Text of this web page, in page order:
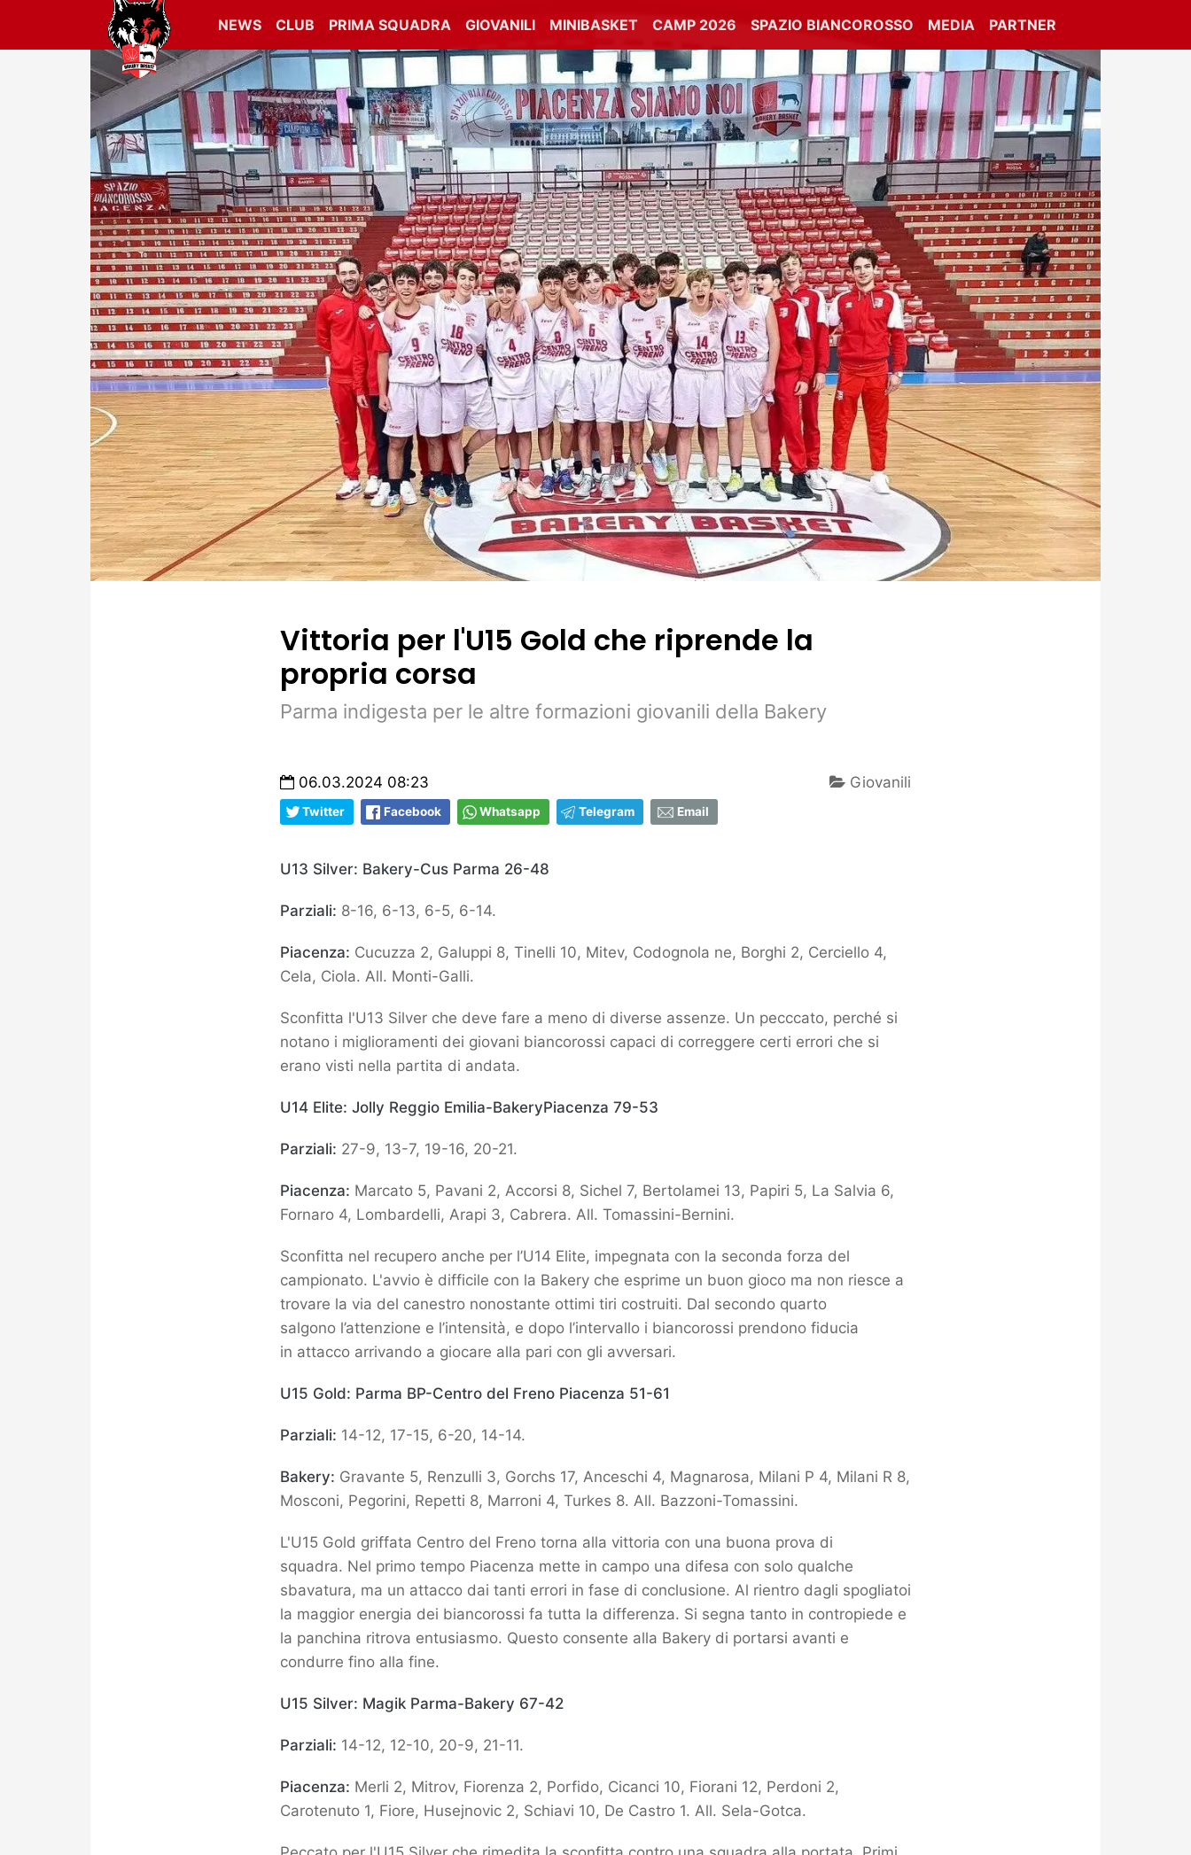
NEWS CLUB PRIMA SQUADRA GIOVANILI MINIBASKET CAMP 2026 SPAZIO BIANCOROSSO MEDIA PARTNER
Vittoria per l'U15 Gold che riprende la
propria corsa
Parma indigesta per le altre formazioni giovanili della Bakery
06.03.2024 08:23 Giovanili
Twitter Facebook Whatsapp Telegram Email
U13 Silver: Bakery-Cus Parma 26-48
Parziali: 8-16, 6-13, 6-5, 6-14.
Piacenza: Cucuzza 2, Galuppi 8, Tinelli 10, Mitev, Codognola ne, Borghi 2, Cerciello 4,
Cela, Ciola. All. Monti-Galli.
Sconfitta l'U13 Silver che deve fare a meno di diverse assenze. Un pecccato, perché si
notano i miglioramenti dei giovani biancorossi capaci di correggere certi errori che si
erano visti nella partita di andata.
U14 Elite: Jolly Reggio Emilia-BakeryPiacenza 79-53
Parziali: 27-9, 13-7, 19-16, 20-21.
Piacenza: Marcato 5, Pavani 2, Accorsi 8, Sichel 7, Bertolamei 13, Papiri 5, La Salvia 6,
Fornaro 4, Lombardelli, Arapi 3, Cabrera. All. Tomassini-Bernini.
Sconfitta nel recupero anche per l’U14 Elite, impegnata con la seconda forza del
campionato. L'avvio è difficile con la Bakery che esprime un buon gioco ma non riesce a
trovare la via del canestro nonostante ottimi tiri costruiti. Dal secondo quarto
salgono l’attenzione e l’intensità, e dopo l’intervallo i biancorossi prendono fiducia
in attacco arrivando a giocare alla pari con gli avversari.
U15 Gold: Parma BP-Centro del Freno Piacenza 51-61
Parziali: 14-12, 17-15, 6-20, 14-14.
Bakery: Gravante 5, Renzulli 3, Gorchs 17, Anceschi 4, Magnarosa, Milani P 4, Milani R 8,
Mosconi, Pegorini, Repetti 8, Marroni 4, Turkes 8. All. Bazzoni-Tomassini.
L'U15 Gold griffata Centro del Freno torna alla vittoria con una buona prova di
squadra. Nel primo tempo Piacenza mette in campo una difesa con solo qualche
sbavatura, ma un attacco dai tanti errori in fase di conclusione. Al rientro dagli spogliatoi
la maggior energia dei biancorossi fa tutta la differenza. Si segna tanto in contropiede e
la panchina ritrova entusiasmo. Questo consente alla Bakery di portarsi avanti e
condurre fino alla fine.
U15 Silver: Magik Parma-Bakery 67-42
Parziali: 14-12, 12-10, 20-9, 21-11.
Piacenza: Merli 2, Mitrov, Fiorenza 2, Porfido, Cicanci 10, Fiorani 12, Perdoni 2,
Carotenuto 1, Fiore, Husejnovic 2, Schiavi 10, De Castro 1. All. Sela-Gotca.